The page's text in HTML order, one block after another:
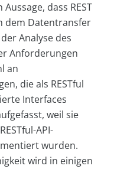
dass REST
dem Datentransfer
Analyse des
Anforderungen
an
die als RESTful
Interfaces
weil sie
API-
wurden.
wird in einigen